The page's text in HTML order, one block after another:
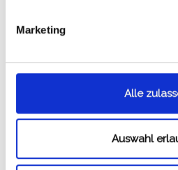
Marketing
Alle
Auswahl
Marketing-Cookies werden
Webseiten zu folgen. Die Absicht
und daher wertvoller für Publisher
Name Anbieter Zweck